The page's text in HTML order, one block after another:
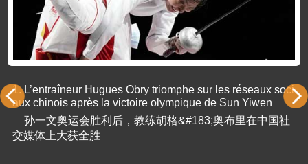
1. L’entraîneur Hugues Obry triomphe sur les réseaux soci
aux chinois après la victoire olympique de Sun Yiwen
孙一文奥运会胜利后，教练胡格&#183;奥布里在中国社
交媒体上大获全胜